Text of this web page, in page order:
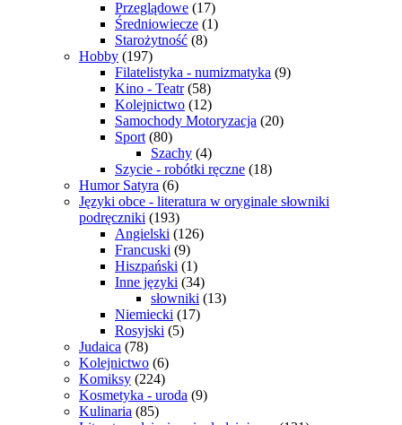
Przeglądowe (17)
Średniowiecze (1)
Starożytność (8)
Hobby (197)
Filatelistyka - numizmatyka (9)
Kino - Teatr (58)
Kolejnictwo (12)
Samochody Motoryzacja (20)
Sport (80)
Szachy (4)
Szycie - robótki ręczne (18)
Humor Satyra (6)
Języki obce - literatura w oryginale słowniki
podręczniki (193)
Angielski (126)
Francuski (9)
Hiszpański (1)
Inne języki (34)
słowniki (13)
Niemiecki (17)
Rosyjski (5)
Judaica (78)
Kolejnictwo (6)
Komiksy (224)
Kosmetyka - uroda (9)
Kulinaria (85)